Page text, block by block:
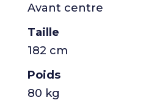
Avant centre
Taille
182 cm
Poids
80 kg